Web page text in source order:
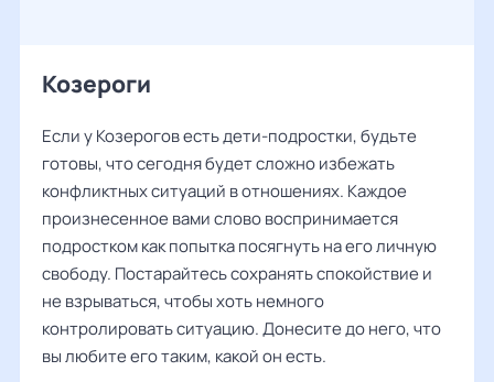
Козероги
Если у Козерогов есть дети-подростки, будьте
готовы, что сегодня будет сложно избежать
конфликтных ситуаций в отношениях. Каждое
произнесенное вами слово воспринимается
подростком как попытка посягнуть на его личную
свободу. Постарайтесь сохранять спокойствие и
не взрываться, чтобы хоть немного
контролировать ситуацию. Донесите до него, что
вы любите его таким, какой он есть.